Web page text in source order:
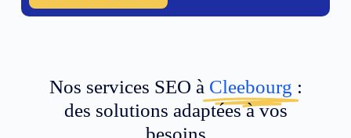
Nos services SEO à Cleebourg :
des solutions adaptées à vos
besoins